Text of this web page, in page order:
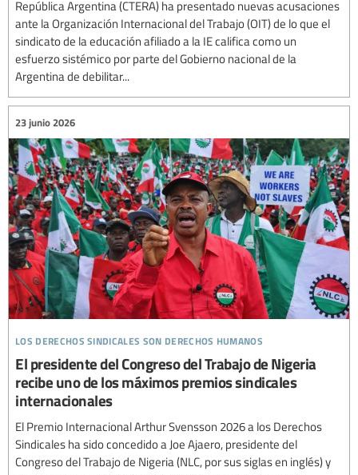
República Argentina (CTERA) ha presentado nuevas acusaciones
ante la Organización Internacional del Trabajo (OIT) de lo que el
sindicato de la educación afiliado a la IE califica como un
esfuerzo sistémico por parte del Gobierno nacional de la
Argentina de debilitar...
los derechos sindicales son derechos humanos
23 junio 2026
El presidente del Congreso del Trabajo de Nigeria
recibe uno de los máximos premios sindicales
internacionales
El Premio Internacional Arthur Svensson 2026 a los Derechos
Sindicales ha sido concedido a Joe Ajaero, presidente del
Congreso del Trabajo de Nigeria (NLC, por sus siglas en inglés) y